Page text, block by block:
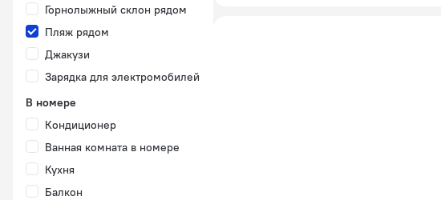
Горнолыжный склон рядом
Пляж рядом
Джакузи
Зарядка для электромобилей
В номере
Кондиционер
Ванная комната в номере
Кухня
Балкон